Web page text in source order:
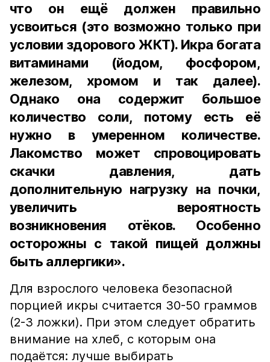
что он ещё должен правильно
усвоиться (это возможно только при
условии здорового ЖКТ). Икра богата
витаминами (йодом, фосфором,
железом, хромом и так далее).
Однако она содержит большое
количество соли, потому есть её
нужно в умеренном количестве.
Лакомство может спровоцировать
скачки давления, дать
дополнительную нагрузку на почки,
увеличить вероятность
возникновения отёков. Особенно
осторожны с такой пищей должны
быть аллергики».
Для взрослого человека безопасной
порцией икры считается 30-50 граммов
(2-3 ложки). При этом следует обратить
внимание на хлеб, с которым она
подаётся: лучше выбирать